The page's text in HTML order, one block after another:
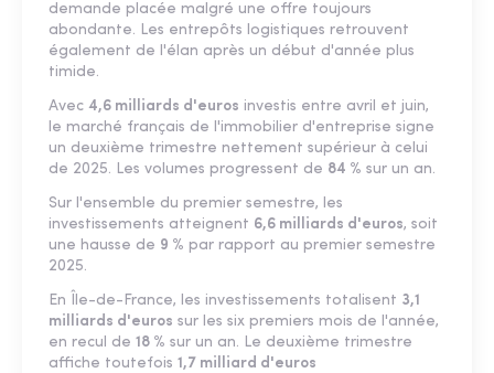
demande placée malgré une offre toujours
abondante. Les entrepôts logistiques retrouvent
également de l'élan après un début d'année plus
timide.
Avec 4,6 milliards d'euros investis entre avril et juin,
le marché français de l'immobilier d'entreprise signe
un deuxième trimestre nettement supérieur à celui
de 2025. Les volumes progressent de 84 % sur un an.
Sur l'ensemble du premier semestre, les
investissements atteignent 6,6 milliards d'euros, soit
une hausse de 9 % par rapport au premier semestre
2025.
En Île-de-France, les investissements totalisent 3,1
milliards d'euros sur les six premiers mois de l'année,
en recul de 18 % sur un an. Le deuxième trimestre
affiche toutefois 1,7 milliard d'euros